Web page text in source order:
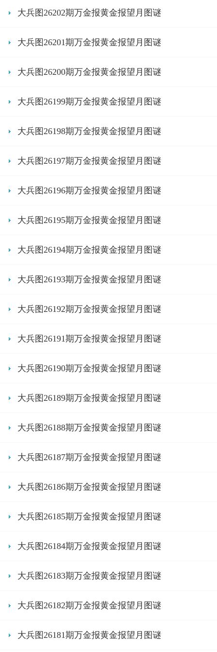
大兵图26202期万金报黄金报望月图谜
大兵图26201期万金报黄金报望月图谜
大兵图26200期万金报黄金报望月图谜
大兵图26199期万金报黄金报望月图谜
大兵图26198期万金报黄金报望月图谜
大兵图26197期万金报黄金报望月图谜
大兵图26196期万金报黄金报望月图谜
大兵图26195期万金报黄金报望月图谜
大兵图26194期万金报黄金报望月图谜
大兵图26193期万金报黄金报望月图谜
大兵图26192期万金报黄金报望月图谜
大兵图26191期万金报黄金报望月图谜
大兵图26190期万金报黄金报望月图谜
大兵图26189期万金报黄金报望月图谜
大兵图26188期万金报黄金报望月图谜
大兵图26187期万金报黄金报望月图谜
大兵图26186期万金报黄金报望月图谜
大兵图26185期万金报黄金报望月图谜
大兵图26184期万金报黄金报望月图谜
大兵图26183期万金报黄金报望月图谜
大兵图26182期万金报黄金报望月图谜
大兵图26181期万金报黄金报望月图谜